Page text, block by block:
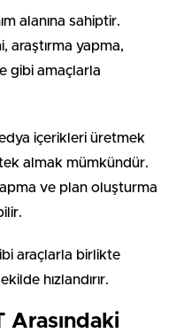
alanına sahiptir.
araştırma yapma,
gibi amaçlarla
içerikleri üretmek
almak mümkündür.
ve plan oluşturma
araçlarla birlikte
hızlandırır.
Arasındaki